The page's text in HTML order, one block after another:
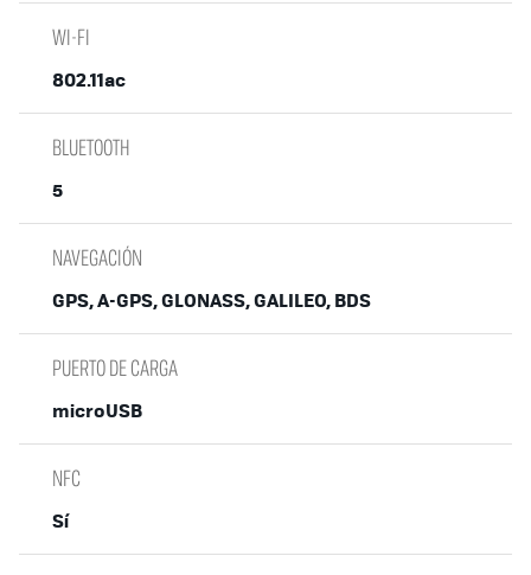
WI-FI
802.11ac
BLUETOOTH
5
NAVEGACIÓN
GPS, A-GPS, GLONASS, GALILEO, BDS
PUERTO DE CARGA
microUSB
NFC
Sí